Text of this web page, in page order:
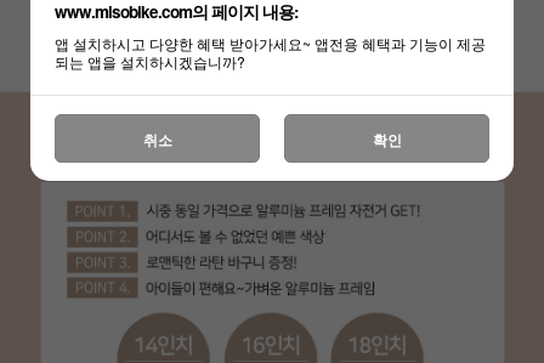
www.misobike.com의 페이지 내용:
앱 설치하시고 다양한 혜택 받아가세요~ 앱전용 혜택과 기능이 제공
되는 앱을 설치하시겠습니까?
취소 확인